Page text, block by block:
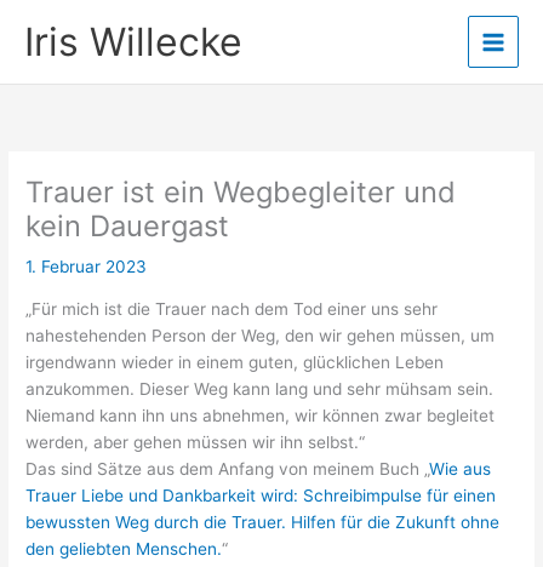
InhaltIris Willecke
Trauer ist ein Wegbegleiter und
kein Dauergast
1. Februar 2023
„Für mich ist die Trauer nach dem Tod einer uns sehr
nahestehenden Person der Weg, den wir gehen müssen, um
irgendwann wieder in einem guten, glücklichen Leben
anzukommen. Dieser Weg kann lang und sehr mühsam sein.
Niemand kann ihn uns abnehmen, wir können zwar begleitet
werden, aber gehen müssen wir ihn selbst.“
Das sind Sätze aus dem Anfang von meinem Buch „Wie aus
Trauer Liebe und Dankbarkeit wird: Schreibimpulse für einen
bewussten Weg durch die Trauer. Hilfen für die Zukunft ohne
den geliebten Menschen.“